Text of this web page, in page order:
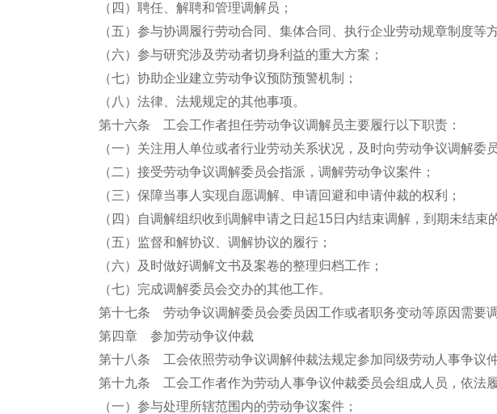
（四）聘任、解聘和管理调解员；
（五）参与协调履行劳动合同、集体合同、执行企业劳动规章制度等
（六）参与研究涉及劳动者切身利益的重大方案；
（七）协助企业建立劳动争议预防预警机制；
（八）法律、法规规定的其他事项。
第十六条 工会工作者担任劳动争议调解员主要履行以下职责：
（一）关注用人单位或者行业劳动关系状况，及时向劳动争议调解委
（二）接受劳动争议调解委员会指派，调解劳动争议案件；
（三）保障当事人实现自愿调解、申请回避和申请仲裁的权利；
（四）自调解组织收到调解申请之日起15日内结束调解，到期未结
（五）监督和解协议、调解协议的履行；
（六）及时做好调解文书及案卷的整理归档工作；
（七）完成调解委员会交办的其他工作。
第十七条 劳动争议调解委员会委员因工作或者职务变动等原因需要
第四章 参加劳动争议仲裁
第十八条 工会依照劳动争议调解仲裁法规定参加同级劳动人事争议
第十九条 工会工作者作为劳动人事争议仲裁委员会组成人员，依法
（一）参与处理所辖范围内的劳动争议案件；